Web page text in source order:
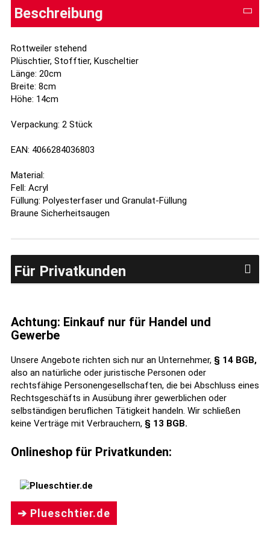
Beschreibung
Rottweiler stehend
Plüschtier, Stofftier, Kuscheltier
Länge: 20cm
Breite: 8cm
Höhe: 14cm
Verpackung: 2 Stück
EAN: 4066284036803
Material:
Fell: Acryl
Füllung: Polyesterfaser und Granulat-Füllung
Braune Sicherheitsaugen
Für Privatkunden
Achtung: Einkauf nur für Handel und
Gewerbe
Unsere Angebote richten sich nur an Unternehmer, § 14 BGB,
also an natürliche oder juristische Personen oder
rechtsfähige Personengesellschaften, die bei Abschluss eines
Rechtsgeschäfts in Ausübung ihrer gewerblichen oder
selbständigen beruflichen Tätigkeit handeln. Wir schließen
keine Verträge mit Verbrauchern, § 13 BGB.
Onlineshop für Privatkunden:
➔ Plueschtier.de